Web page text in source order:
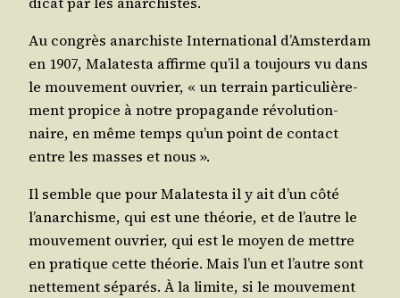
Au congrès anar­chiste Inter­na­tio­nal d’Amsterdam
en 1907, Mala­tes­ta affirme qu’il a tou­jours vu dans
le mou­ve­ment ouvrier, « un ter­rain par­ti­cu­liè­re­
ment pro­pice à notre pro­pa­gande révo­lu­tion­
naire, en même temps qu’un point de contact
entre les masses et nous ».
Il semble que pour Mala­tes­ta il y ait d’un côté
l’anarchisme, qui est une théo­rie, et de l’autre le
mou­ve­ment ouvrier, qui est le moyen de mettre
en pra­tique cette théo­rie. Mais l’un et l’autre sont
net­te­ment sépa­rés. À la limite, si le mou­ve­ment